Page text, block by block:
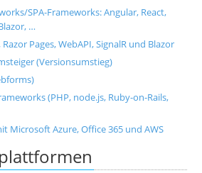
SPA-Frameworks: Angular, React,
…
Razor Pages, WebAPI, SignalR und Blazor
(Versionsumstieg)
(PHP, node.js, Ruby-on-Rails,
Microsoft Azure, Office 365 und AWS